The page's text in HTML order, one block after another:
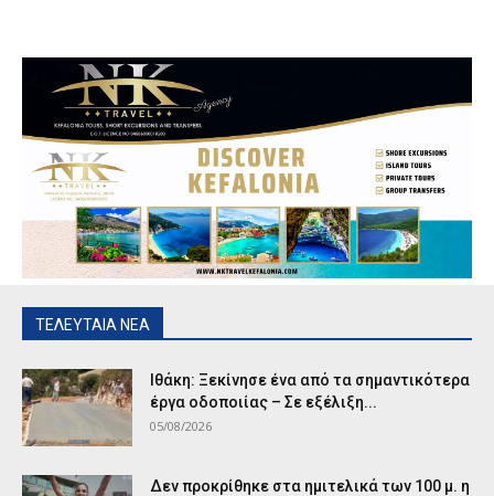
ΤΕΛΕΥΤΑΙΑ ΝΕΑ
Ιθάκη: Ξεκίνησε ένα από τα σημαντικότερα
έργα οδοποιίας – Σε εξέλιξη...
05/08/2026
Δεν προκρίθηκε στα ημιτελικά των 100 μ. η